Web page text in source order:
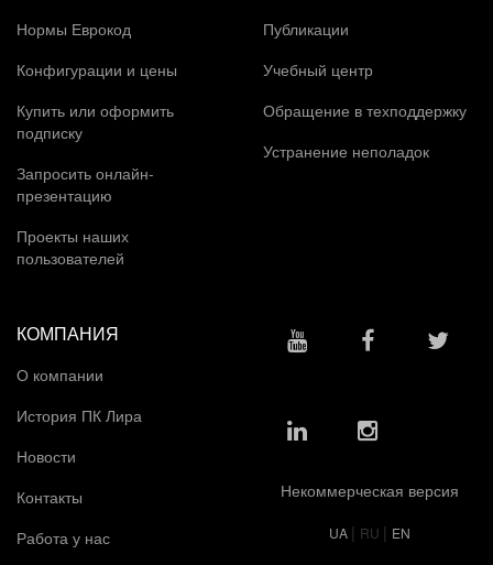
Нормы Еврокод
Конфигурации и цены
Купить или оформить
подписку
Запросить онлайн-
презентацию
Проекты наших
пользователей
Публикации
Учебный центр
Обращение в техподдержку
Устранение неполадок
КОМПАНИЯ
О компании
История ПК Лира
Новости
Контакты
Работа у нас
Некоммерческая версия
UA | RU | EN